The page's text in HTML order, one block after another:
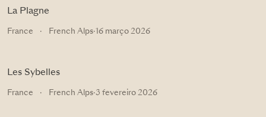
La Plagne
France · French Alps·16 março 2026
Les Sybelles
France · French Alps·3 fevereiro 2026